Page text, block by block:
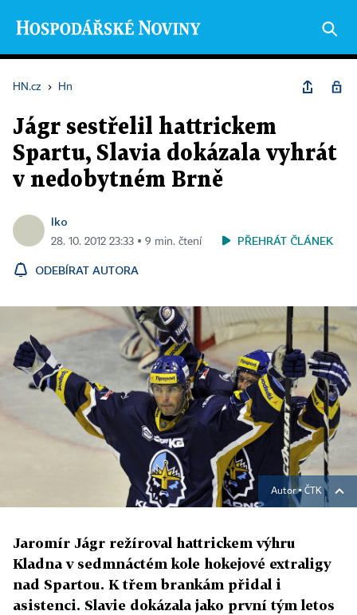
HN.cz › Hn
Jágr sestřelil hattrickem
Spartu, Slavia dokázala vyhrát
v nedobytném Brně
lko
28. 10. 2012 23:33 ▪ 9 min. čtení PŘEHRÁT ČLÁNEK
ODEBÍRAT AUTORA
Autor ▪ ČTK
Jaromír Jágr režíroval hattrickem výhru
Kladna v sedmnáctém kole hokejové extraligy
nad Spartou. K třem brankám přidal i
asistenci. Slavie dokázala jako první tým letos